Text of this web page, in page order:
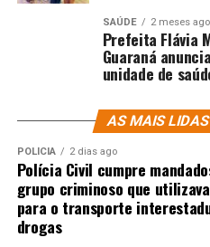
SAÚDE 2 meses ago
Prefeita Flávia
Guaraná
unidade de
AS MAIS
POLÍCIA 2 dias ago
Polícia Civil cumpre
grupo criminoso que
para o transporte
drogas